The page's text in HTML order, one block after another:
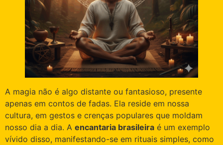
A magia não é algo distante ou fantasioso, presente
apenas em contos de fadas. Ela reside em nossa
cultura, em gestos e crenças populares que moldam
nosso dia a dia. A encantaria brasileira é um exemplo
vívido disso, manifestando-se em rituais simples, como